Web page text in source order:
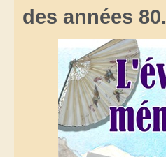
des années 80.